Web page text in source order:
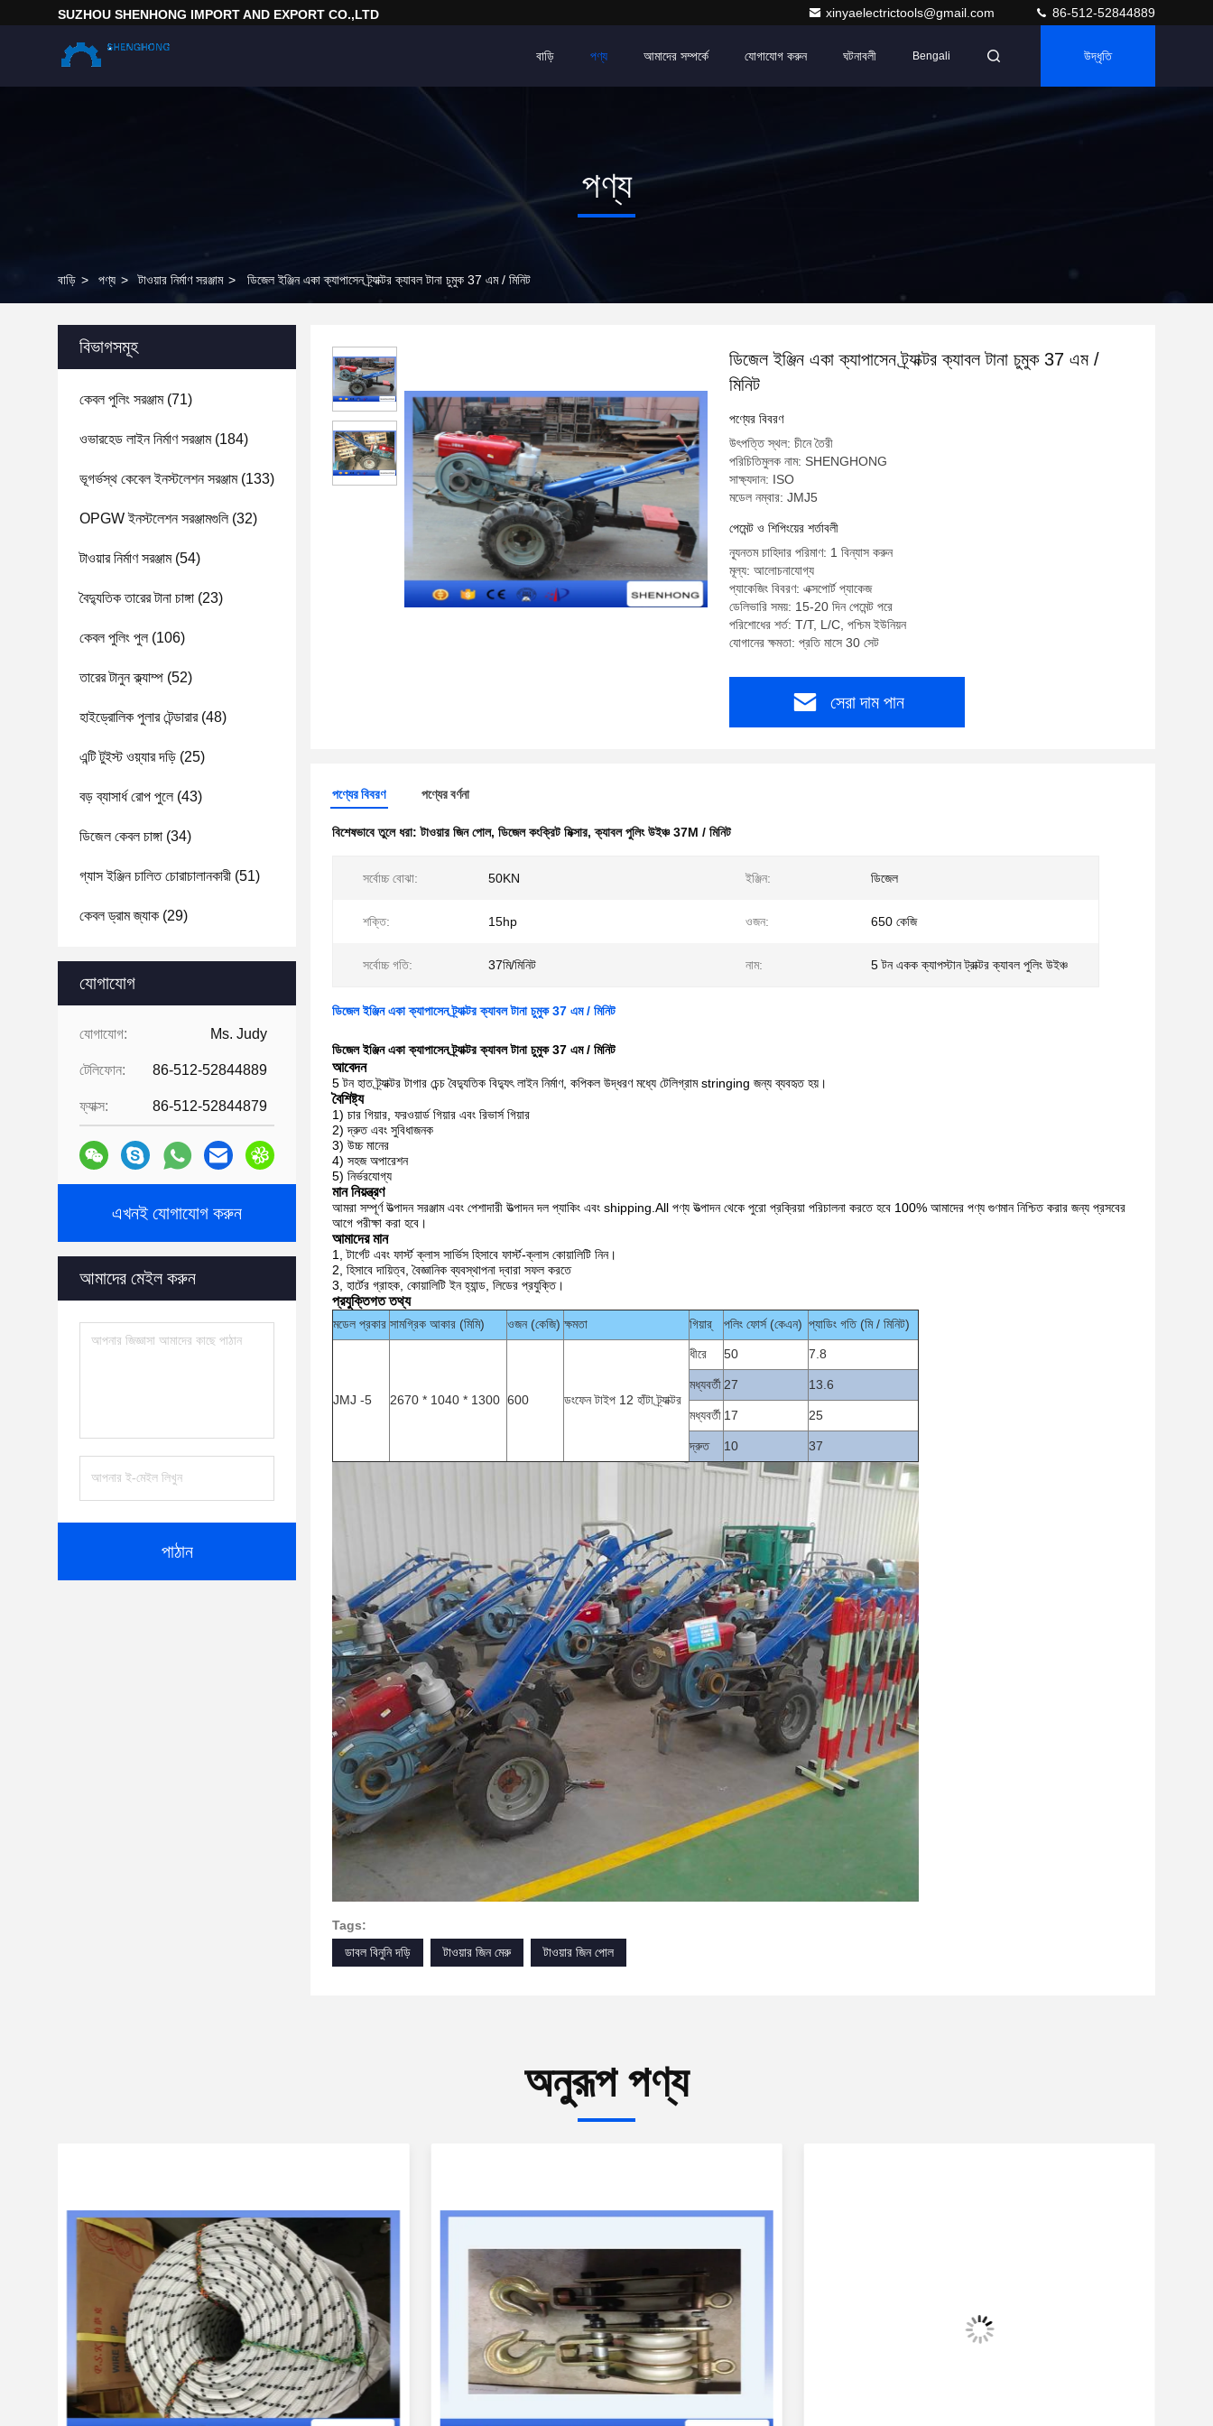
SUZHOU SHENHONG IMPORT AND EXPORT CO.,LTD xinyaelectrictools@gmail.com 86-512-52844889
বাড়ি পণ্য আমাদের সম্পর্কে যোগাযোগ করুন ঘটনাবলী Bengali উদ্ধৃতি
পণ্য
বাড়ি > পণ্য > টাওয়ার নির্মাণ সরঞ্জাম > ডিজেল ইঞ্জিন একা ক্যাপাসেন ট্র্যাক্টর ক্যাবল টানা চুমুক 37 এম / মিনিট
বিভাগসমূহ
কেবল পুলিং সরঞ্জাম(71)
ওভারহেড লাইন নির্মাণ সরঞ্জাম(184)
ভূগর্ভস্থ কেবেল ইনস্টলেশন সরঞ্জাম(133)
OPGW ইনস্টলেশন সরঞ্জামগুলি(32)
টাওয়ার নির্মাণ সরঞ্জাম(54)
বৈদ্যুতিক তারের টানা চাঙ্গা (23)
কেবল পুলিং পুল(106)
তারের টানুন ক্ল্যাম্প (52)
হাইড্রোলিক পুলার টেন্ডারার(48)
এন্টি টুইস্ট ওয়্যার দড়ি (25)
বড় ব্যাসার্ধ রোপ পুলে(43)
ডিজেল কেবল চাঙ্গা (34)
গ্যাস ইঞ্জিন চালিত চোরাচালানকারী (51)
কেবল ড্রাম জ্যাক (29)
যোগাযোগ
যোগাযোগ: Ms. Judy
টেলিফোন: 86-512-52844889
ফ্যাক্স: 86-512-52844879
এখনই যোগাযোগ করুন
আমাদের মেইল করুন
পাঠান
ডিজেল ইঞ্জিন একা ক্যাপাসেন ট্র্যাক্টর ক্যাবল টানা চুমুক 37 এম /
মিনিট
পণ্যের বিবরণ
উৎপত্তি স্থল: চীনে তৈরী
পরিচিতিমুলক নাম: SHENGHONG
সাক্ষ্যদান: ISO
মডেল নম্বার: JMJ5
পেমেন্ট ও শিপিংয়ের শর্তাবলী
ন্যূনতম চাহিদার পরিমাণ: 1 বিন্যাস করুন
মূল্য: আলোচনাযোগ্য
প্যাকেজিং বিবরণ: এক্সপোর্ট প্যাকেজ
ডেলিভারি সময়: 15-20 দিন পেমেন্ট পরে
পরিশোধের শর্ত: T/T, L/C, পশ্চিম ইউনিয়ন
যোগানের ক্ষমতা: প্রতি মাসে 30 সেট
সেরা দাম পান
পণ্যের বিবরণ পণ্যের বর্ণনা
বিশেষভাবে তুলে ধরা:টাওয়ার জিন পোল, ডিজেল কংক্রিট মিক্সার,ক্যাবল পুলিং উইঞ্চ 37M / মিনিট
সর্বোচ্চ বোঝা: 50KN ইঞ্জিন: ডিজেল
শক্তি: 15hp ওজন: 650 কেজি
সর্বোচ্চ গতি: 37মি/মিনিট নাম: 5 টন একক ক্যাপস্টান ট্রাক্টর ক্যাবল পুলিং উইঞ্চ
ডিজেল ইঞ্জিন একা ক্যাপাসেন ট্র্যাক্টর ক্যাবল টানা চুমুক 37 এম / মিনিট
ডিজেল ইঞ্জিন একা ক্যাপাসেন ট্র্যাক্টর ক্যাবল টানা চুমুক 37 এম / মিনিট
আবেদন
5 টন হাত ট্র্যাক্টর টাগার চেন্চ বৈদ্যুতিক বিদ্যুৎ লাইন নির্মাণ, কপিকল উদ্ধরণ মধ্যে টেলিগ্রাম stringing জন্য ব্যবহৃত হয়।
বৈশিষ্ট্য
1) চার গিয়ার, ফরওয়ার্ড গিয়ার এবং রিভার্স গিয়ার
2) দ্রুত এবং সুবিধাজনক
3) উচ্চ মানের
4) সহজ অপারেশন
5) নির্ভরযোগ্য
মান নিয়ন্ত্রণ
আমরা সম্পূর্ণ উত্পাদন সরঞ্জাম এবং পেশাদারী উত্পাদন দল প্যাকিং এবং shipping.All পণ্য উত্পাদন থেকে পুরো প্রক্রিয়া পরিচালনা করতে হবে 100% আমাদের পণ্য গুণমান নিশ্চিত করার জন্য প্রসবের
আগে পরীক্ষা করা হবে।
আমাদের মান
1, টার্গেট এবং ফার্স্ট ক্লাস সার্ভিস হিসাবে ফার্স্ট-ক্লাস কোয়ালিটি নিন।
2, হিসাবে দায়িত্ব, বৈজ্ঞানিক ব্যবস্থাপনা দ্বারা সফল করতে
3, হার্টের গ্রাহক, কোয়ালিটি ইন হ্যান্ড, লিডের প্রযুক্তি।
প্রযুক্তিগত তথ্য
মডেল প্রকার সামগ্রিক আকার (মিমি) ওজন (কেজি) ক্ষমতা গিয়ার্ পলিং ফোর্স (কেএন) প্যাডিং গতি (মি / মিনিট)
JMJ -5 2670 * 1040 * 1300 600 ডংফেন টাইপ 12 হাঁটা ট্র্যাক্টর
ধীরে 50 7.8
মধ্যবর্তী 27 13.6
মধ্যবর্তী 17 25
দ্রুত 10 37
Tags:
ডাবল বিনুনি দড়ি
টাওয়ার জিন মেরু টাওয়ার জিন পোল
অনুরূপ পণ্য